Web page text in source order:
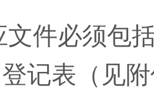
文件必须包
记表（见